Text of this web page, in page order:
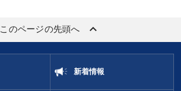
このページの先頭へ keyboard_arrow_up
新着情報